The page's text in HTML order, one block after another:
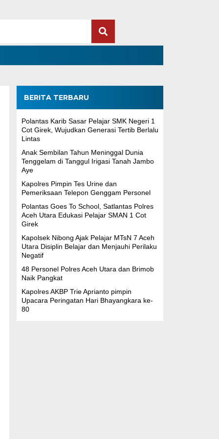
BERITA TERBARU
Polantas Karib Sasar Pelajar SMK Negeri 1
Cot Girek, Wujudkan Generasi Tertib Berlalu
Lintas
Anak Sembilan Tahun Meninggal Dunia
Tenggelam di Tanggul Irigasi Tanah Jambo
Aye
Kapolres Pimpin Tes Urine dan
Pemeriksaan Telepon Genggam Personel
Polantas Goes To School, Satlantas Polres
Aceh Utara Edukasi Pelajar SMAN 1 Cot
Girek
Kapolsek Nibong Ajak Pelajar MTsN 7 Aceh
Utara Disiplin Belajar dan Menjauhi Perilaku
Negatif
48 Personel Polres Aceh Utara dan Brimob
Naik Pangkat
Kapolres AKBP Trie Aprianto pimpin
Upacara Peringatan Hari Bhayangkara ke-
80